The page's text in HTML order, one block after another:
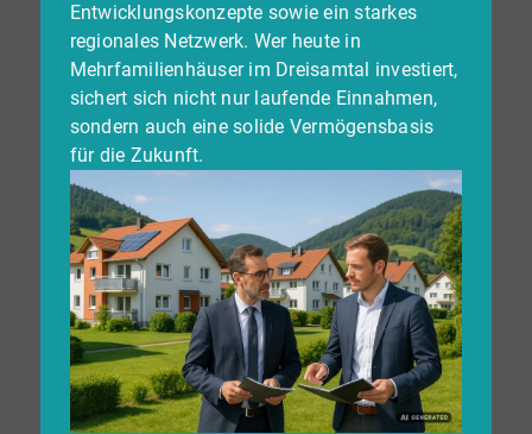
Entwicklungskonzepte sowie ein starkes
regionales Netzwerk. Wer heute in
Mehrfamilienhäuser im Dreisamtal investiert,
sichert sich nicht nur laufende Einnahmen,
sondern auch eine solide Vermögensbasis
für die Zukunft.